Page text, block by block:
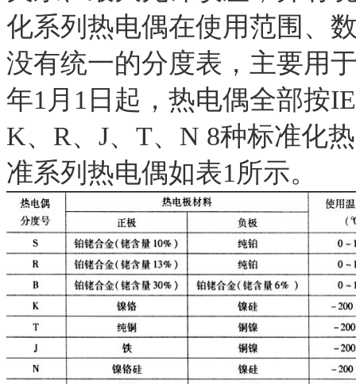
化系列热电偶在使用范围、
没有统一的分度表，主要用
年1月 1 日起，热电偶全部按
K、 R、 J、 T、 N 8种标准化
准系列热电偶如表1所示。